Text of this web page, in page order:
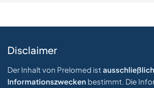
Disclaimer
Der Inhalt von Prelomed ist
Informationszwecken bestimmt. Die